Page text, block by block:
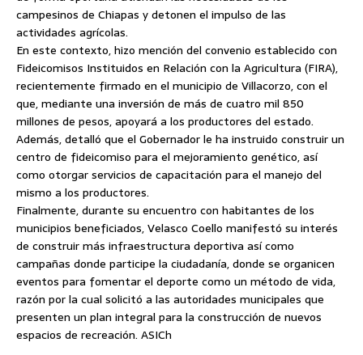
campesinos de Chiapas y detonen el impulso de las
actividades agrícolas.
En este contexto, hizo mención del convenio establecido con
Fideicomisos Instituidos en Relación con la Agricultura (FIRA),
recientemente firmado en el municipio de Villacorzo, con el
que, mediante una inversión de más de cuatro mil 850
millones de pesos, apoyará a los productores del estado.
Además, detalló que el Gobernador le ha instruido construir un
centro de fideicomiso para el mejoramiento genético, así
como otorgar servicios de capacitación para el manejo del
mismo a los productores.
Finalmente, durante su encuentro con habitantes de los
municipios beneficiados, Velasco Coello manifestó su interés
de construir más infraestructura deportiva así como
campañas donde participe la ciudadanía, donde se organicen
eventos para fomentar el deporte como un método de vida,
razón por la cual solicitó a las autoridades municipales que
presenten un plan integral para la construcción de nuevos
espacios de recreación. ASICh